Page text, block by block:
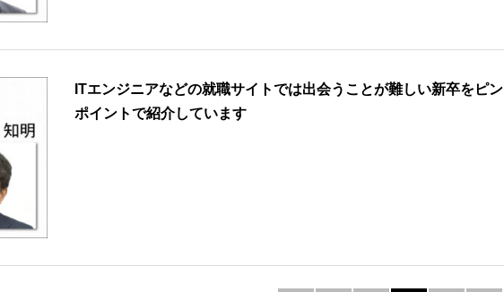
ITエンジニアなどの就職サイトでは出会うことが難しい新卒をピン
ポイントで紹介しています